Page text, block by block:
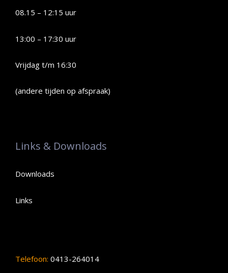
08.15 – 12:15 uur
13:00 – 17:30 uur
Vrijdag t/m 16:30
(andere tijden op afspraak)
Links & Downloads
Downloads
Links
Telefoon: 0413-264014